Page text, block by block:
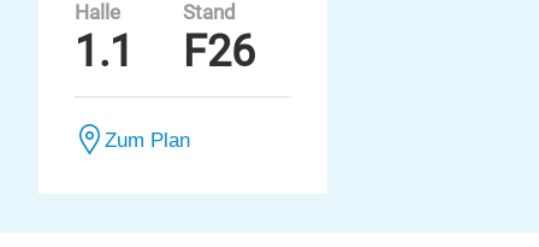
Halle
1.1
Stand
F26
Zum Plan